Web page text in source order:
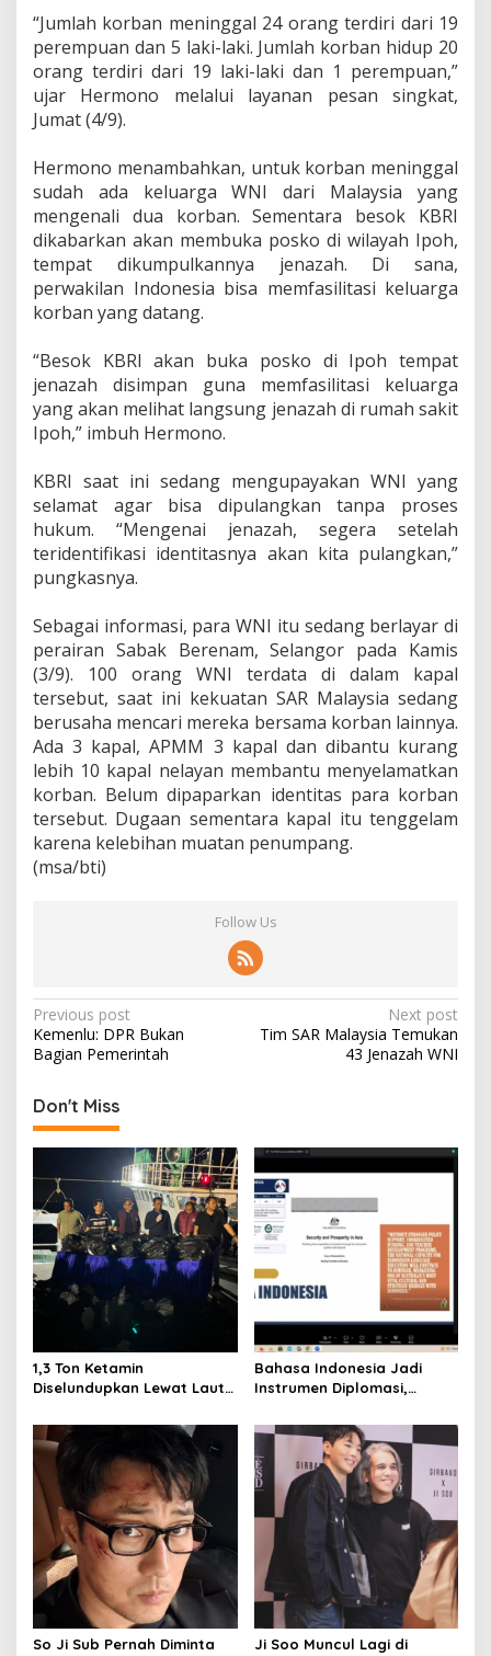
4
W
N
I
J
i
K
o
r
b
a
“Jumlah korban meninggal 24 orang terdiri dari 19
perempuan dan 5 laki-laki. Jumlah korban hidup 20
orang terdiri dari 19 laki-laki dan 1 perempuan,”
ujar Hermono melalui layanan pesan singkat,
Jumat (4/9).
Hermono menambahkan, untuk korban meninggal
sudah ada keluarga WNI dari Malaysia yang
mengenali dua korban. Sementara besok KBRI
dikabarkan akan membuka posko di wilayah Ipoh,
tempat dikumpulkannya jenazah. Di sana,
perwakilan Indonesia bisa memfasilitasi keluarga
korban yang datang.
“Besok KBRI akan buka posko di Ipoh tempat
jenazah disimpan guna memfasilitasi keluarga
yang akan melihat langsung jenazah di rumah sakit
Ipoh,” imbuh Hermono.
KBRI saat ini sedang mengupayakan WNI yang
selamat agar bisa dipulangkan tanpa proses
hukum. “Mengenai jenazah, segera setelah
teridentifikasi identitasnya akan kita pulangkan,”
pungkasnya.
Sebagai informasi, para WNI itu sedang berlayar di
perairan Sabak Berenam, Selangor pada Kamis
(3/9). 100 orang WNI terdata di dalam kapal
tersebut, saat ini kekuatan SAR Malaysia sedang
berusaha mencari mereka bersama korban lainnya.
Ada 3 kapal, APMM 3 kapal dan dibantu kurang
lebih 10 kapal nelayan membantu menyelamatkan
korban. Belum dipaparkan identitas para korban
tersebut. Dugaan sementara kapal itu tenggelam
karena kelebihan muatan penumpang.
(msa/bti)
Follow Us
P
o
t
n
a
v
i
g
a
i
o
n
Previous post
Kemenlu: DPR Bukan
Bagian Pemerintah
Next post
Tim SAR Malaysia Temukan
43 Jenazah WNI
Don't Miss
1,3 Ton Ketamin
Diselundupkan Lewat Laut
Ditangkap
Bahasa Indonesia Jadi
Instrumen Diplomasi,
Budaya di Australia hingga
So Ji Sub Pernah Diminta
Ji Soo Muncul Lagi di